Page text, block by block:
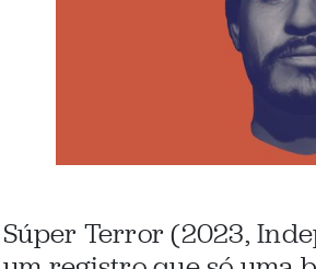
Súper Terror (2023,